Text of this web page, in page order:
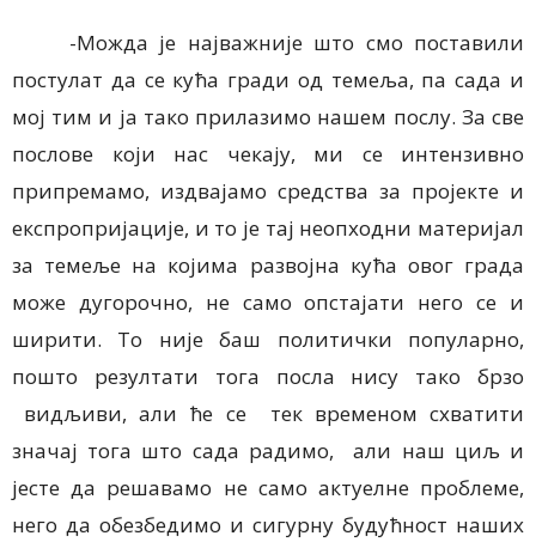
-Можда је најважније што смо поставили
постулат да се кућа гради од темеља, па сада и
мој тим и ја тако прилазимо нашем послу. За све
послове који нас чекају, ми се интензивно
припремамо, издвајамо средства за пројекте и
експропријације, и то је тај неопходни материјал
за темеље на којима развојна кућа овог града
може дугорочно, не само опстајати него се и
ширити. То није баш политички популарно,
пошто резултати тога посла нису тако брзо
видљиви, али ће се тек временом схватити
значај тога што сада радимо, али наш циљ и
јесте да решавамо не само актуелне проблеме,
него да обезбедимо и сигурну будућност наших